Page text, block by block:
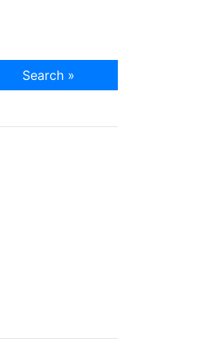
Search »